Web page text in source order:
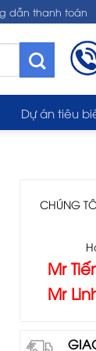
dẫn thanh toán
Dự án tiêu
CHÚNG
Mr
Mr